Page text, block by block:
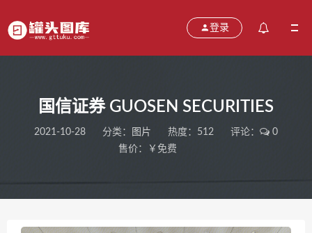
登录
国信证券 GUOSEN SECURITIES
2021-10-28 分类： 图片 热度：512 评论：
0
售价：￥免费